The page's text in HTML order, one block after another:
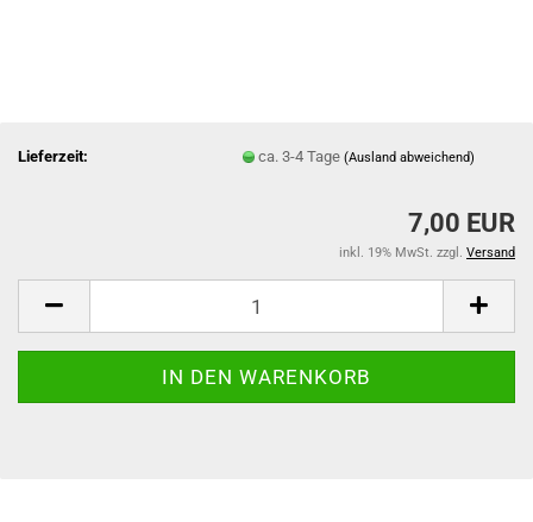
Lieferzeit: ca. 3-4 Tage(Ausland abweichend)
7,00 EUR
inkl. 19% MwSt. zzgl. Versand